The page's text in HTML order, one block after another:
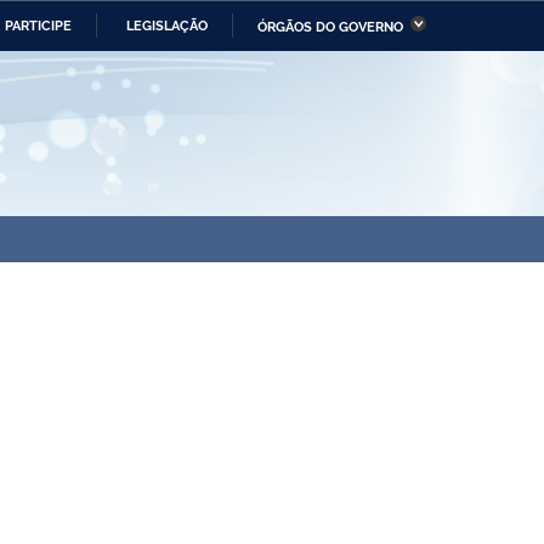
PARTICIPE LEGISLAÇÃO ÓRGÃOS DO GOVERNO
da Economia Ministério da Infraestrutura